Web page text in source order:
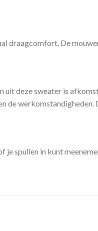
draagcomfort. De
uit deze sweater is
de
spullen in kunt